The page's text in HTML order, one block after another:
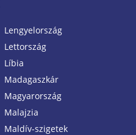
Lengyelország
Lettország
Líbia
Madagaszkár
Magyarország
Malajzia
Maldív-szigetek